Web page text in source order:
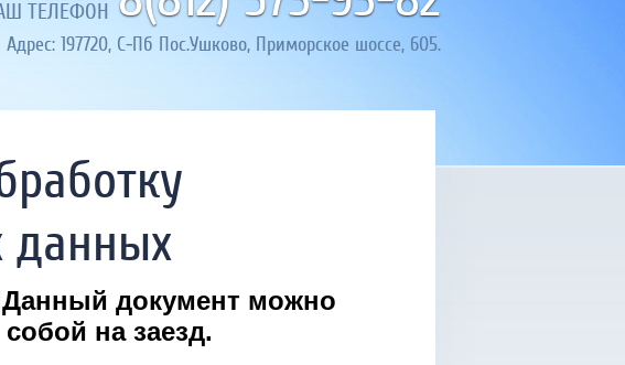
ТЕЛЕФОН
Адрес: 197720, С-Пб Пос.Ушково, Приморское шоссе, 605.
данных
документ можно
на заезд.